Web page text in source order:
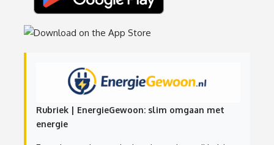
Rubriek | EnergieGewoon: slim omgaan met
energie